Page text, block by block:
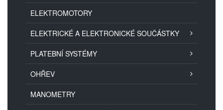
ELEKTROMOTORY
ELEKTRICKÉ A ELEKTRONICKÉ SOUČÁSTKY
PLATEBNÍ SYSTÉMY
OHŘEV
MANOMETRY